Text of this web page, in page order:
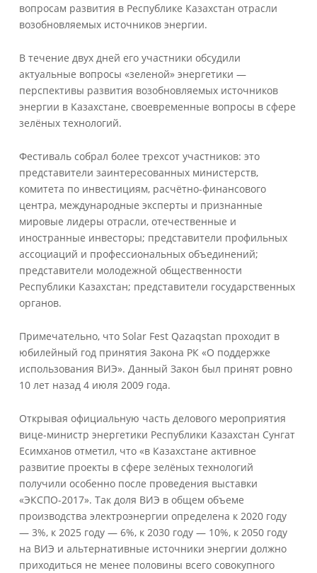
вопросам развития в Республике Казахстан отрасли
возобновляемых источников энергии.
В течение двух дней его участники обсудили
актуальные вопросы «зеленой» энергетики —
перспективы развития возобновляемых источников
энергии в Казахстане, своевременные вопросы в сфере
зелёных технологий.
Фестиваль собрал более трехсот участников: это
представители заинтересованных министерств,
комитета по инвестициям, расчётно-финансового
центра, международные эксперты и признанные
мировые лидеры отрасли, отечественные и
иностранные инвесторы; представители профильных
ассоциаций и профессиональных объединений;
представители молодежной общественности
Республики Казахстан; представители государственных
органов.
Примечательно, что Solar Fest Qazaqstan проходит в
юбилейный год принятия Закона РК «О поддержке
использования ВИЭ». Данный Закон был принят ровно
10 лет назад 4 июля 2009 года.
Открывая официальную часть делового мероприятия
вице-министр энергетики Республики Казахстан Сунгат
Есимханов отметил, что «в Казахстане активное
развитие проекты в сфере зелёных технологий
получили особенно после проведения выставки
«ЭКСПО-2017». Так доля ВИЭ в общем объеме
производства электроэнергии определена к 2020 году
— 3%, к 2025 году — 6%, к 2030 году — 10%, к 2050 году
на ВИЭ и альтернативные источники энергии должно
приходиться не менее половины всего совокупного